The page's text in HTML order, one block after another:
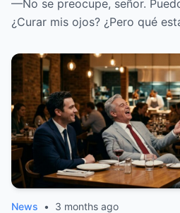
—No se preocupe, señor.
¿Curar mis ojos? ¿Pero qué
News • 3 months ago